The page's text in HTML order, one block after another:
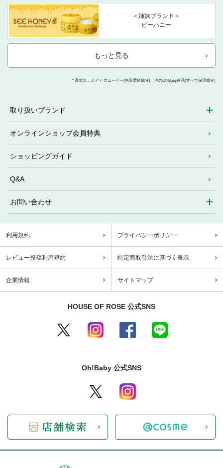
＜姉妹ブランド＞
ビーハニー
もっと見る
* 温泉水：ボディ スムーザー(角質柔軟成分)、他のOh!Baby商品(すべて保湿成分)
取り扱いブランド
オンラインショップ会員特典
ショッピングガイド
Q&A
お問い合わせ
利用規約 プライバシーポリシー
レビュー投稿利用規約 特定商取引法に基づく表示
企業情報 サイトマップ
HOUSE OF ROSE 公式SNS
Oh!Baby 公式SNS